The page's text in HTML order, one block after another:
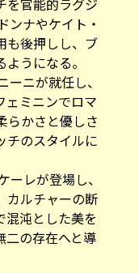
ンナやケイト・
も後押しし、ブ
うになる。
ニが就任し、
ミニンでロマ
らかさと優しさ
チのスタイルに
レが登場し、
ルチャーの断
混沌とした美を
の存在へと導